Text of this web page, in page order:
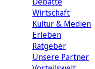
Wirtschaft
Kultur & Medien
Erleben
Ratgeber
Unsere Partner